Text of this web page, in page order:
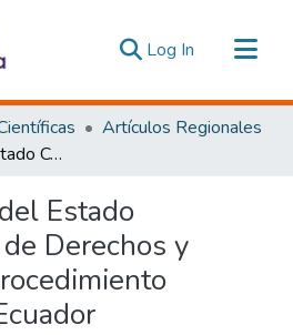
Log In (current)
Artículos Regionales
Los Principios del Estado Constitucional de Derechos y Justicia en el procedimiento legislativo en Ecuador
Estado
Derechos y